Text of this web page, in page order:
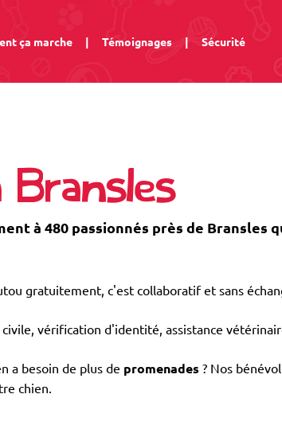
ça marche | Témoignages | Sécurité
à 480 passionnés près de Bransles
gratuitement, c'est collaboratif et sans
vérification d'identité, assistance
a besoin de plus de promenades ? Nos
chien.